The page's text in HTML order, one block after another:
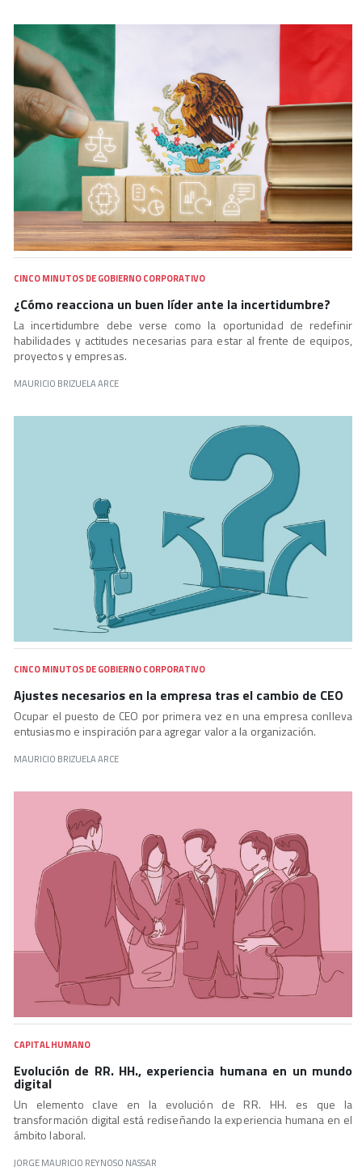
CINCO MINUTOS DE GOBIERNO CORPORATIVO
¿Cómo reacciona un buen líder ante la incertidumbre?
La incertidumbre debe verse como la oportunidad de redefinir
habilidades y actitudes necesarias para estar al frente de equipos,
proyectos y empresas.
MAURICIO BRIZUELA ARCE
CINCO MINUTOS DE GOBIERNO CORPORATIVO
Ajustes necesarios en la empresa tras el cambio de CEO
Ocupar el puesto de CEO por primera vez en una empresa conlleva
entusiasmo e inspiración para agregar valor a la organización.
MAURICIO BRIZUELA ARCE
CAPITAL HUMANO
Evolución de RR. HH., experiencia humana en un mundo
digital
Un elemento clave en la evolución de RR. HH. es que la
transformación digital está rediseñando la experiencia humana en el
ámbito laboral.
JORGE MAURICIO REYNOSO NASSAR